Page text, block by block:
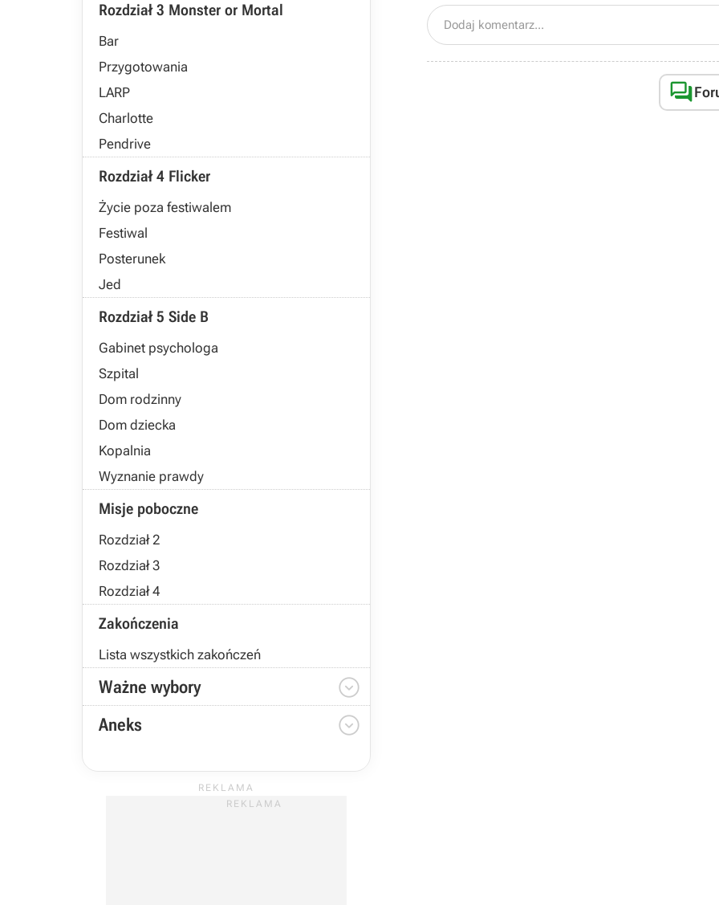
Rozdział 3 Monster or Mortal
Bar
Przygotowania
LARP
Charlotte
Pendrive
Rozdział 4 Flicker
Życie poza festiwalem
Festiwal
Posterunek
Jed
Rozdział 5 Side B
Gabinet psychologa
Szpital
Dom rodzinny
Dom dziecka
Kopalnia
Wyznanie prawdy
Misje poboczne
Rozdział 2
Rozdział 3
Rozdział 4
Zakończenia
Lista wszystkich zakończeń
Ważne wybory 
Aneks 
Dodaj komentarz...
